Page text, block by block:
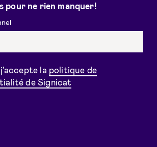
pour ne rien manquer!
la politique de
de Signicat